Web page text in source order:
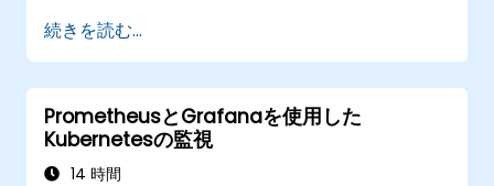
システムパフォーマンスを可視化するための
簡単なダッシュボードやアラートを作成でき
る。
システムの可用性およびパフォーマンスをモ
ニタリングする際のベストプラクティスを適
用できる。
続きを読む...
PrometheusとGrafanaを使用した
Kubernetesの監視
14 時間